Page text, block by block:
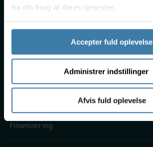
fra din brug af deres tjenester.
Accepter fuld oplevelse
Administrer indstillinger
Afvis fuld oplevelse
Gavekort
Brug af cookies
Nyhedsbrev
Job hos Cykelpartner
Finansiering